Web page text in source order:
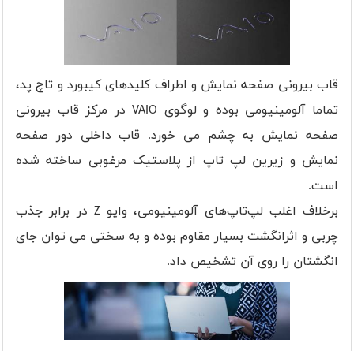
قاب بیرونی صفحه نمایش و اطراف کلیدهای کیبورد و تاچ پد،
تماما آلومینیومی بوده و لوگوی VAIO در مرکز قاب بیرونی
صفحه نمایش به چشم می خورد. قاب داخلی دور صفحه
نمایش و زیرین لپ تاپ از پلاستیک مرغوبی ساخته شده
است.
برخلاف اغلب لپ‌تاپ‌های آلومینیومی، وایو Z در برابر جذب
چربی و اثرانگشت بسیار مقاوم بوده و به سختی می توان جای
انگشتان را روی آن تشخیص داد.